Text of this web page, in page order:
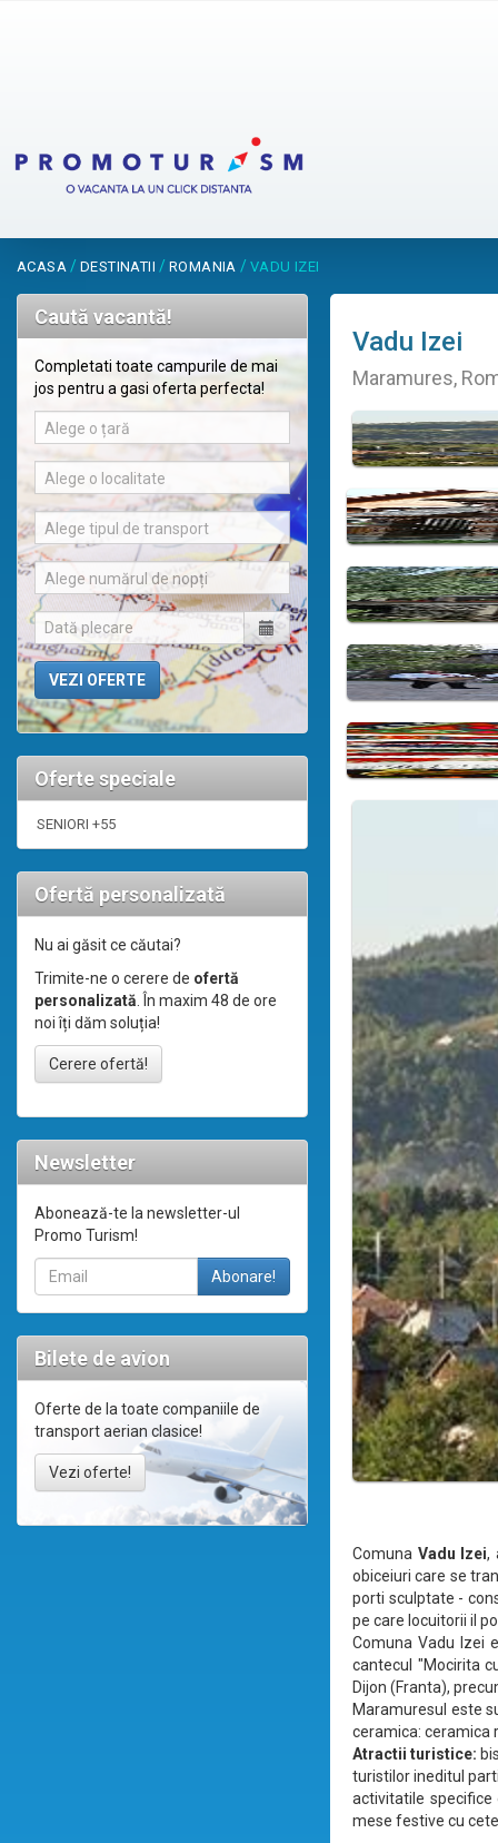
ACASA / DESTINATII / ROMANIA / VADU IZEI
Caută vacantă!
Completati toate campurile de mai
jos pentru a gasi oferta perfecta!
Alege o țară
Alege o localitate
Alege tipul de transport
Alege numărul de nopți
Oferte speciale
SENIORI +55
Ofertă personalizată
Nu ai găsit ce căutai?
Trimite-ne o cerere de ofertă
personalizată. În maxim 48 de ore
noi îți dăm soluția!
Cerere ofertă!
Newsletter
Abonează-te la newsletter-ul
Promo Turism!
Bilete de avion
Oferte de la toate companiile de
transport aerian clasice!
Vezi oferte!
Vadu Izei
Maramures,
Comuna Vadu Izei,
obiceiuri care se
porti sculptate -
pe care locuitorii il
Comuna Vadu Izei
cantecul "Mocirita
Dijon (Franta),
Maramuresul este
ceramica: ceramica
Atractii turistice:
turistilor ineditul
activitatile
mese festive cu